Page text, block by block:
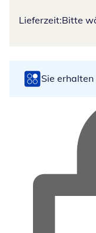
Lieferzeit:Bitte
Sie erhalten